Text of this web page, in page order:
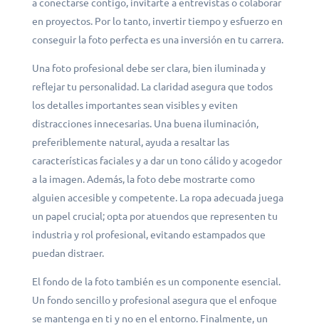
en proyectos. Por lo tanto, invertir tiempo y esfuerzo en
conseguir la foto perfecta es una inversión en tu carrera.
Una foto profesional debe ser clara, bien iluminada y
reflejar tu personalidad. La claridad asegura que todos
los detalles importantes sean visibles y eviten
distracciones innecesarias. Una buena iluminación,
preferiblemente natural, ayuda a resaltar las
características faciales y a dar un tono cálido y acogedor
a la imagen. Además, la foto debe mostrarte como
alguien accesible y competente. La ropa adecuada juega
un papel crucial; opta por atuendos que representen tu
industria y rol profesional, evitando estampados que
puedan distraer.
El fondo de la foto también es un componente esencial.
Un fondo sencillo y profesional asegura que el enfoque
se mantenga en ti y no en el entorno. Finalmente, un